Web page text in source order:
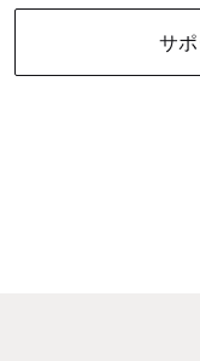
サ